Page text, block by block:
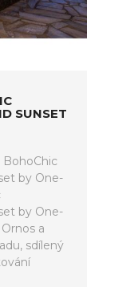
SUNSET
BohoChic
by One-
by One-
a
sdílený